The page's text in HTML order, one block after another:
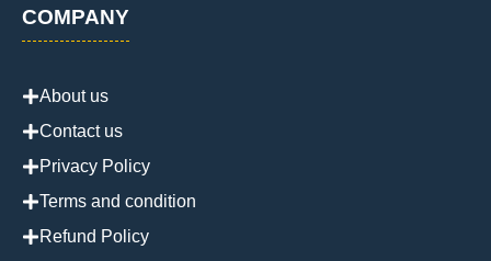
COMPANY
About us
Contact us
Privacy Policy
Terms and condition
Refund Policy